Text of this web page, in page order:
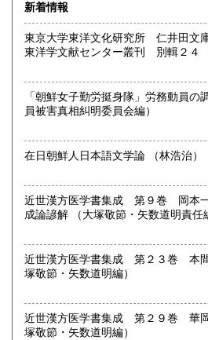
熊本県 600円 大
宮崎県 600円 鹿
沖縄県 1,500円
沿線名：JR/近鉄/地下鉄
最寄駅：鶴橋駅(南へ3分) JRガード
営業時間：PM1〜PM7 【年末年始
月30日(火)～ 2026年1月4日(日) 【
日(月)より、通常営業いたします。
古本屋」他メールでのご注文は受け
定休日：定休日 毎週水曜日休み
買取大歓迎
取り扱い分野
哲学宗教、歴史、社会科学、美術工
趣味、サブカルチャー、古書一般（
新着情報
東京大学東洋文化研究所 仁井田
東洋学文献センター叢刊 別輯２４ （附属東洋学文献センタ
「朝鮮女子勤労挺身隊」労務動員の調査 （日帝強占下
員被害真相糾明委員会編）
在日朝鮮人日本語文学論 （林浩治）
近世漢方医学書集成 第９巻 岡本
成論諺解 （大塚敬節・矢数道明責
近世漢方医学書集成 第２３巻 本間
塚敬節・矢数道明編）
近世漢方医学書集成 第２９巻 華岡
塚敬節・矢数道明編）